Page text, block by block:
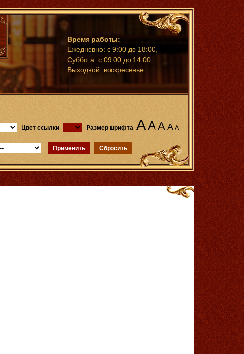
Время работы:
Ежедневно: с 9:00 до 18:00,
Суббота: с 09:00 до 14:00
Выходной: воскресенье
Цвет ссылки Размер шрифта AA A AA